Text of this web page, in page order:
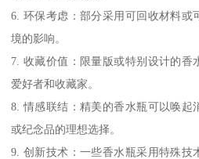
6. 环保考虑：部分采用可回收材料或
境的影响。
7. 收藏价值：限量版或特别设计的香
爱好者和收藏家。
8. 情感联结：精美的香水瓶可以唤起
或纪念品的理想选择。
9. 创新技术：一些香水瓶采用特殊技